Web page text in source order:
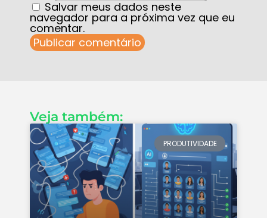
Salvar meus dados neste
navegador para a próxima vez que eu
comentar.
Veja também:
PRODUTIVIDADE